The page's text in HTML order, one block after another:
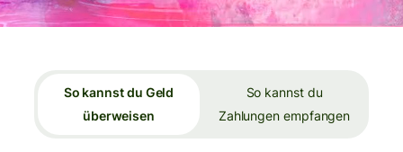
So kannst du Geld
überweisen
So kannst du
Zahlungen empfangen